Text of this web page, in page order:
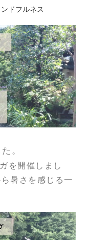
ドフルネス
。
を開催しまし
暑さを感じる一